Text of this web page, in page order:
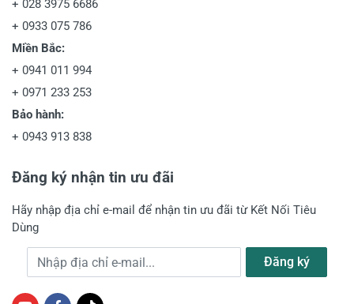
+ 028 3975 6686
+ 0933 075 786
Miền Bắc:
+ 0941 011 994
+ 0971 233 253
Bảo hành:
+ 0943 913 838
Đăng ký nhận tin ưu đãi
Hãy nhập địa chỉ e-mail để nhận tin ưu đãi từ Kết Nối Tiêu
Dùng
Địa chỉ e-mail Đăng ký